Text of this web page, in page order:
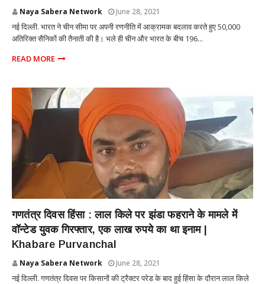
Naya Sabera Network June 28, 2021
नई दिल्ली. भारत ने चीन सीमा पर अपनी रणनीति में आक्रामक बदलाव करते हुए 50,000
अतिरिक्त सैनिकों की तैनाती की है। भले ही चीन और भारत के बीच 196...
READ MORE
गणतंत्र दिवस हिंसा : लाल किले पर झंडा फहराने के मामले में
वॉन्टेड युवक गिरफ्तार, एक लाख रुपये का था इनाम |
Khabare Purvanchal
Naya Sabera Network June 28, 2021
नई दिल्ली. गणतंत्र दिवस पर किसानों की ट्रैक्टर परेड के बाद हुई हिंसा के दौरान लाल किले